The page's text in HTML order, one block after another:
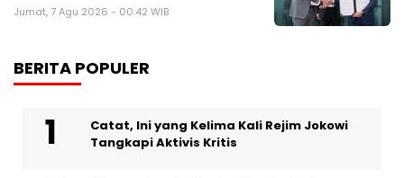
Jumat, 7 Agu 2026 - 00:42 WIB
BERITA POPULER
Catat, Ini yang Kelima Kali Rejim Jokowi
Tangkapi Aktivis Kritis